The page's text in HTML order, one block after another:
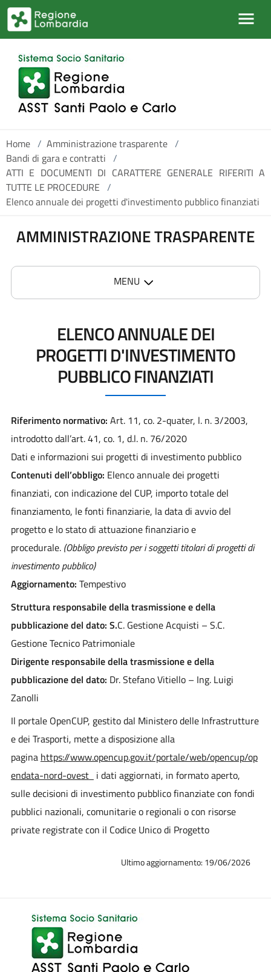
Salta al contenuto principale
Home / Amministrazione trasparente /
Bandi di gara e contratti /
ATTI E DOCUMENTI DI CARATTERE GENERALE RIFERITI A
TUTTE LE PROCEDURE /
Elenco annuale dei progetti d'investimento pubblico finanziati
AMMINISTRAZIONE TRASPARENTE
MENU
ELENCO ANNUALE DEI
PROGETTI D'INVESTIMENTO
PUBBLICO FINANZIATI
Riferimento normativo: Art. 11, co. 2-quater, l. n. 3/2003,
introdotto dall’art. 41, co. 1, d.l. n. 76/2020
Dati e informazioni sui progetti di investimento pubblico
Contenuti dell’obbligo: Elenco annuale dei progetti
finanziati, con indicazione del CUP, importo totale del
finanziamento, le fonti finanziarie, la data di avvio del
progetto e lo stato di attuazione finanziario e
procedurale. (Obbligo previsto per i soggetti titolari di progetti di
investimento pubblico)
Aggiornamento: Tempestivo
Struttura responsabile della trasmissione e della
pubblicazione del dato: S.C. Gestione Acquisti – S.C.
Gestione Tecnico Patrimoniale
Dirigente responsabile della trasmissione e della
pubblicazione del dato: Dr. Stefano Vitiello – Ing. Luigi
Zanolli
Il portale OpenCUP, gestito dal Ministero delle Infrastrutture
e dei Trasporti, mette a disposizione alla
pagina https://www.opencup.gov.it/portale/web/opencup/op
endata-nord-ovest i dati aggiornati, in formato aperto,
sulle decisioni di investimento pubblico finanziate con fondi
pubblici nazionali, comunitarie o regionali o con risorse
private registrate con il Codice Unico di Progetto
Ultimo aggiornamento: 19/06/2026